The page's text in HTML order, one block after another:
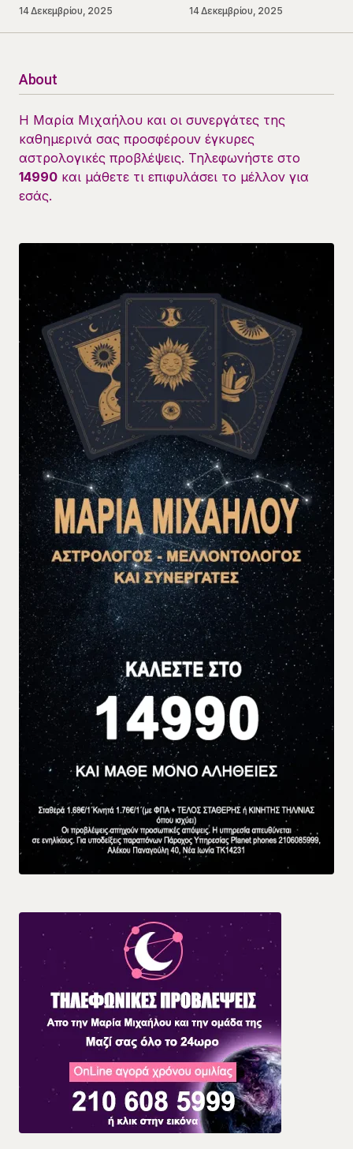
14 Δεκεμβρίου, 2025 14 Δεκεμβρίου, 2025
About
Η Μαρία Μιχαήλου και οι συνεργάτες της
καθημερινά σας προσφέρουν έγκυρες
αστρολογικές προβλέψεις. Τηλεφωνήστε στο
14990 και μάθετε τι επιφυλάσει το μέλλον για
εσάς.